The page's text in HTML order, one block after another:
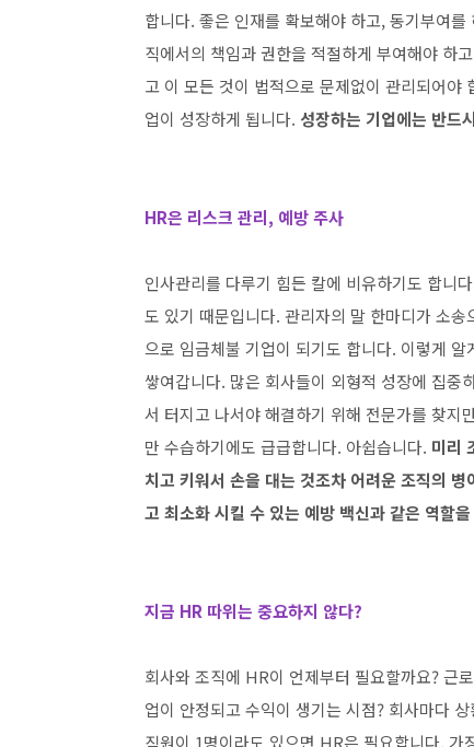
합니다. 좋은 인재를 확보해야 하고, 동기부여
직에서의 책임과 권한을 적절하게 부여해야 하
고 이 모든 것이 법적으로 문제없이 관리되어야
업이 성장하게 됩니다. 성장하는 기업에는 반드
HR은 리스크 관리, 예방 주사
인사관리를 다루기 힘든 칼에 비유하기도 합니
도 있기 때문입니다. 관리자의 말 한마디가 소
으로 임금체불 기업이 되기도 합니다. 이렇게
쌓여갑니다. 많은 회사들이 외형적 성장에 집
서 터지고 나서야 해결하기 위해 전문가를 찾지
만 수습하기에도 급급합니다. 아쉽습니다. 미리
치고 키워서 손을 대는 것조차 어려운 조직의
고 최소화 시킬 수 있는 예방 백신과 같은 역할
지금 HR 따위는 중요하지 않다?
회사와 조직에 HR이 언제부터 필요할까요? 근
업이 안정되고 수익이 생기는 시점? 회사마다
직원이 1명이라도 있으면 HR은 필요합니다.